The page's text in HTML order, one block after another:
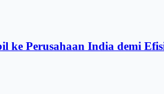
ke Perusahaan India demi